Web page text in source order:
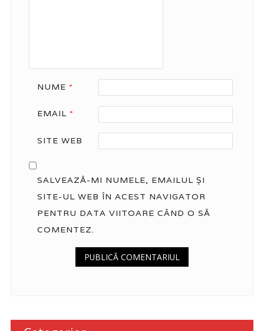
NUME *
EMAIL *
SITE WEB
SALVEAZĂ-MI NUMELE, EMAILUL ȘI
SITE-UL WEB ÎN ACEST NAVIGATOR
PENTRU DATA VIITOARE CÂND O SĂ
COMENTEZ.